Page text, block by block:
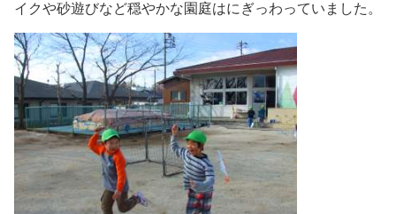
イクや砂遊びなど穏やかな園庭はにぎっわっていました。